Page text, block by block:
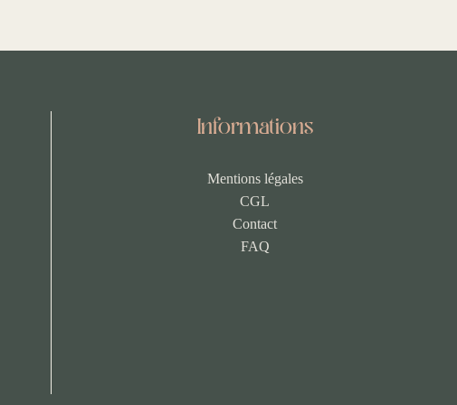
Informations
Mentions légales
CGL
Contact
FAQ